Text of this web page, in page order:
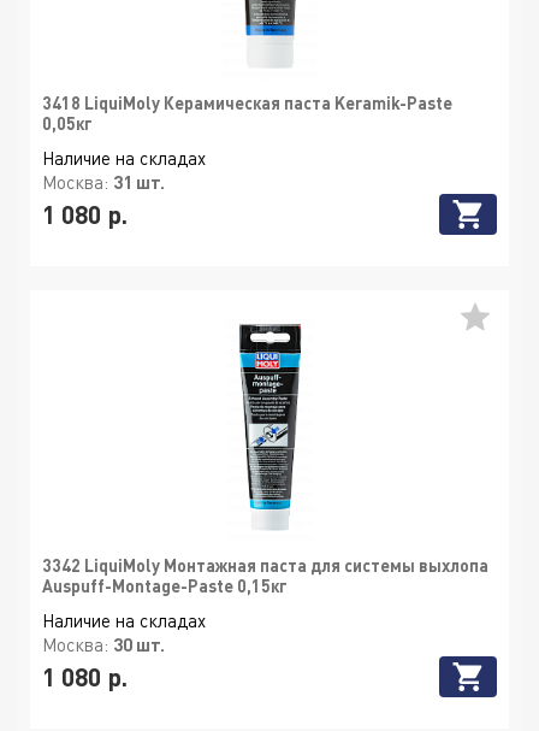
3418 LiquiMoly Керамическая паста Keramik-Paste
0,05кг
Наличие на складах
Москва: 31 шт.
1 080 р.
3342 LiquiMoly Монтажная паста для системы выхлопа
Auspuff-Montage-Paste 0,15кг
Наличие на складах
Москва: 30 шт.
1 080 р.